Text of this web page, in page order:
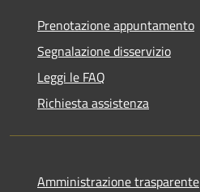
Prenotazione appuntamento
Segnalazione disservizio
Leggi le FAQ
Richiesta assistenza
Amministrazione trasparente